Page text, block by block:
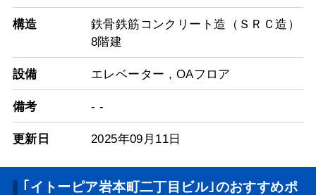
構造
鉄骨鉄筋コンクリート造（ＳＲＣ造）
8階建
設備 エレベーター , OAフロア
備考 - -
更新日 2025年09月11日
｢イトーピア岩本町二丁目ビル｣のおすすめポ